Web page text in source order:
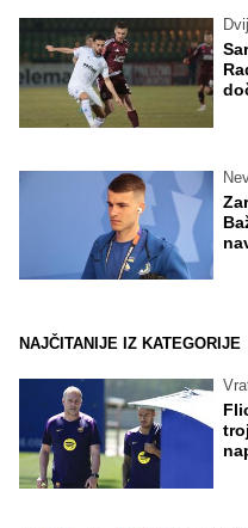
NAJČITANIJE IZ KATEGORIJE